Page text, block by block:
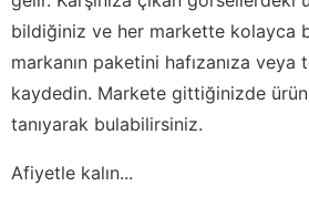
bildiğiniz ve her markette kolayca
markanın paketini hafızanıza veya
kaydedin. Markete gittiğinizde
tanıyarak bulabilirsiniz.
Afiyetle kalın...